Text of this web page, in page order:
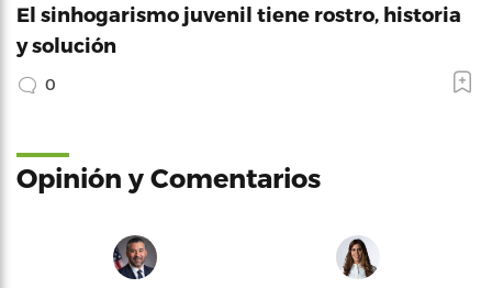
El sinhogarismo juvenil tiene rostro, historia
y solución
0
Opinión y Comentarios